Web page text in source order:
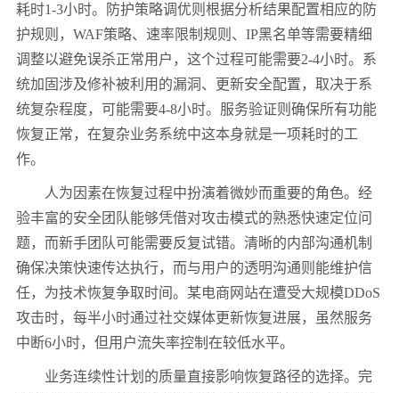
耗时1-3小时。防护策略调优则根据分析结果配置相应的防
护规则， WAF策略、速率限制规则、 IP黑名单等需要精细
调整以避免误杀正常用户，这个过程可能需要2-4小时。系
统加固涉及修补被利用的漏洞、更新安全配置，取决于系
统复杂程度，可能需要4-8小时。服务验证则确保所有功能
恢复正常，在复杂业务系统中这本身就是一项耗时的工
作。
人为因素在恢复过程中扮演着微妙而重要的角色。经
验丰富的安全团队能够凭借对攻击模式的熟悉快速定位问
题，而新手团队可能需要反复试错。清晰的内部沟通机制
确保决策快速传达执行，而与用户的透明沟通则能维护信
任，为技术恢复争取时间。某电商网站在遭受大规模DDoS
攻击时，每半小时通过社交媒体更新恢复进展，虽然服务
中断6小时，但用户流失率控制在较低水平。
业务连续性计划的质量直接影响恢复路径的选择。完